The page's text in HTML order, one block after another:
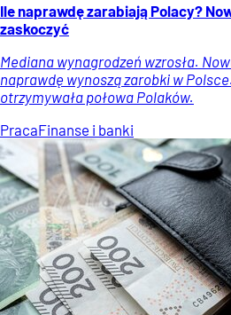
Ile naprawdę zarabiają Polacy?
zaskoczyć
Mediana wynagrodzeń wzrosła.
naprawdę wynoszą zarobki w
otrzymywała połowa Polaków.
PracaFinanse i banki